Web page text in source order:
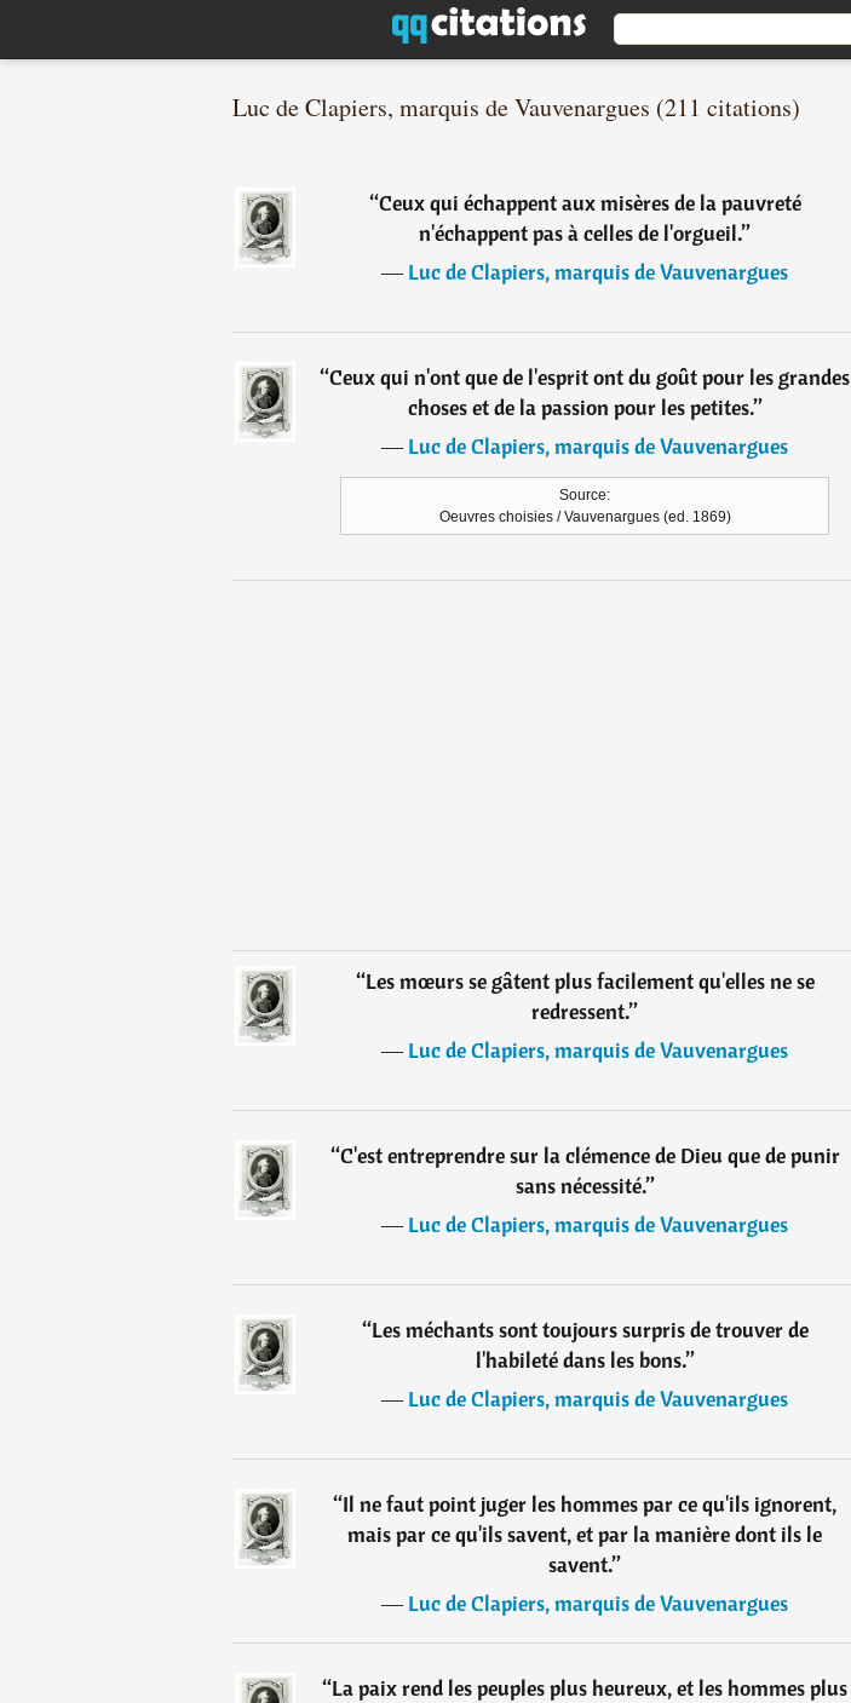
Luc de Clapiers, marquis de Vauvenargues (211 citations)
“Ceux qui échappent aux misères de la pauvreté
n'échappent pas à celles de l'orgueil.”
―Luc de Clapiers, marquis de Vauvenargues
“Ceux qui n'ont que de l'esprit ont du goût pour les grandes
choses et de la passion pour les petites.”
―Luc de Clapiers, marquis de Vauvenargues
Source:
Oeuvres choisies / Vauvenargues (ed. 1869)
“Les mœurs se gâtent plus facilement qu'elles ne se
redressent.”
―Luc de Clapiers, marquis de Vauvenargues
“C'est entreprendre sur la clémence de Dieu que de punir
sans nécessité.”
―Luc de Clapiers, marquis de Vauvenargues
“Les méchants sont toujours surpris de trouver de
l'habileté dans les bons.”
―Luc de Clapiers, marquis de Vauvenargues
“Il ne faut point juger les hommes par ce qu'ils ignorent,
mais par ce qu'ils savent, et par la manière dont ils le
savent.”
―Luc de Clapiers, marquis de Vauvenargues
“La paix rend les peuples plus heureux, et les hommes plus